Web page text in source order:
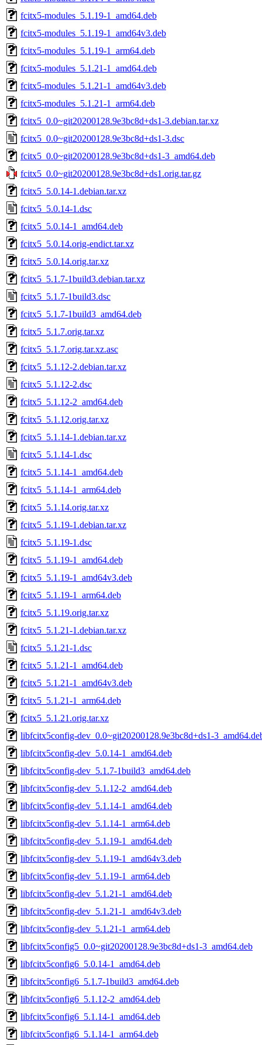
fcitx5-modules_5.1.19-1_amd64.deb
fcitx5-modules_5.1.19-1_amd64v3.deb
fcitx5-modules_5.1.19-1_arm64.deb
fcitx5-modules_5.1.21-1_amd64.deb
fcitx5-modules_5.1.21-1_amd64v3.deb
fcitx5-modules_5.1.21-1_arm64.deb
fcitx5_0.0~git20200128.9e3bc8d+ds1-3.debian.tar.xz
fcitx5_0.0~git20200128.9e3bc8d+ds1-3.dsc
fcitx5_0.0~git20200128.9e3bc8d+ds1-3_amd64.deb
fcitx5_0.0~git20200128.9e3bc8d+ds1.orig.tar.gz
fcitx5_5.0.14-1.debian.tar.xz
fcitx5_5.0.14-1.dsc
fcitx5_5.0.14-1_amd64.deb
fcitx5_5.0.14.orig-endict.tar.xz
fcitx5_5.0.14.orig.tar.xz
fcitx5_5.1.7-1build3.debian.tar.xz
fcitx5_5.1.7-1build3.dsc
fcitx5_5.1.7-1build3_amd64.deb
fcitx5_5.1.7.orig.tar.xz
fcitx5_5.1.7.orig.tar.xz.asc
fcitx5_5.1.12-2.debian.tar.xz
fcitx5_5.1.12-2.dsc
fcitx5_5.1.12-2_amd64.deb
fcitx5_5.1.12.orig.tar.xz
fcitx5_5.1.14-1.debian.tar.xz
fcitx5_5.1.14-1.dsc
fcitx5_5.1.14-1_amd64.deb
fcitx5_5.1.14-1_arm64.deb
fcitx5_5.1.14.orig.tar.xz
fcitx5_5.1.19-1.debian.tar.xz
fcitx5_5.1.19-1.dsc
fcitx5_5.1.19-1_amd64.deb
fcitx5_5.1.19-1_amd64v3.deb
fcitx5_5.1.19-1_arm64.deb
fcitx5_5.1.19.orig.tar.xz
fcitx5_5.1.21-1.debian.tar.xz
fcitx5_5.1.21-1.dsc
fcitx5_5.1.21-1_amd64.deb
fcitx5_5.1.21-1_amd64v3.deb
fcitx5_5.1.21-1_arm64.deb
fcitx5_5.1.21.orig.tar.xz
libfcitx5config-dev_0.0~git20200128.9e3bc8d+ds1-
libfcitx5config-dev_5.0.14-1_amd64.deb
libfcitx5config-dev_5.1.7-1build3_amd64.deb
libfcitx5config-dev_5.1.12-2_amd64.deb
libfcitx5config-dev_5.1.14-1_amd64.deb
libfcitx5config-dev_5.1.14-1_arm64.deb
libfcitx5config-dev_5.1.19-1_amd64.deb
libfcitx5config-dev_5.1.19-1_amd64v3.deb
libfcitx5config-dev_5.1.19-1_arm64.deb
libfcitx5config-dev_5.1.21-1_amd64.deb
libfcitx5config-dev_5.1.21-1_amd64v3.deb
libfcitx5config-dev_5.1.21-1_arm64.deb
libfcitx5config5_0.0~git20200128.9e3bc8d+ds1-3_amd64.deb
libfcitx5config6_5.0.14-1_amd64.deb
libfcitx5config6_5.1.7-1build3_amd64.deb
libfcitx5config6_5.1.12-2_amd64.deb
libfcitx5config6_5.1.14-1_amd64.deb
libfcitx5config6_5.1.14-1_arm64.deb